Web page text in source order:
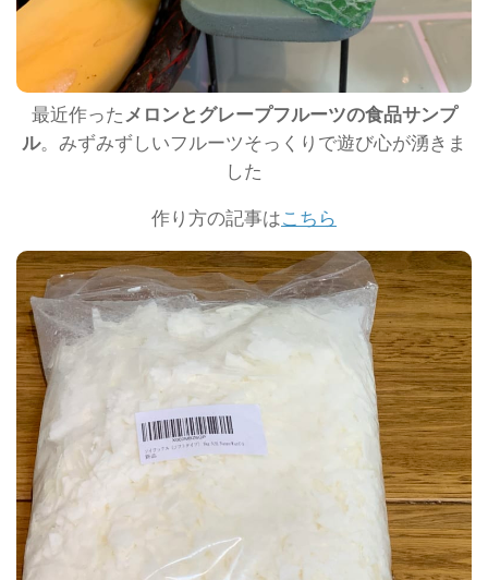
最近作ったメロンとグレープフルーツの食品サンプ
ル。みずみずしいフルーツそっくりで遊び心が湧きま
した
作り方の記事はこちら